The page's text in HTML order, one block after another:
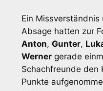
Ein
Absage hatten zur
Anton, Gunter,
Wernergerade
Schachfreunde den
Punkte